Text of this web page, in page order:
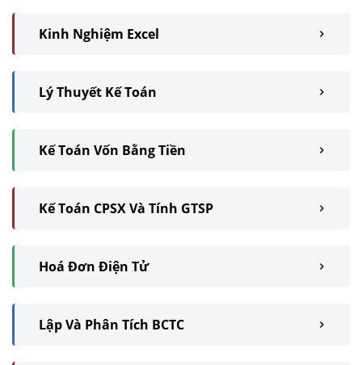
Kinh Nghiệm Excel
Lý Thuyết Kế Toán
Kế Toán Vốn Bằng Tiền
Kế Toán CPSX Và Tính GTSP
Hoá Đơn Điện Tử
Lập Và Phân Tích BCTC